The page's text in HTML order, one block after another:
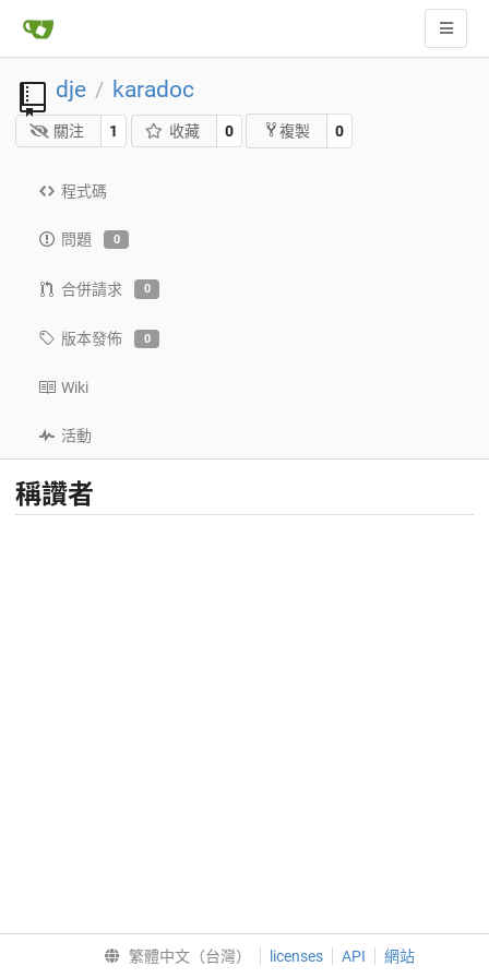
dje / karadoc
關注 1 收藏 0 複製 0
程式碼
問題 0
合併請求 0
版本發佈 0
Wiki
活動
稱讚者
繁體中文（台灣） licenses API 網站